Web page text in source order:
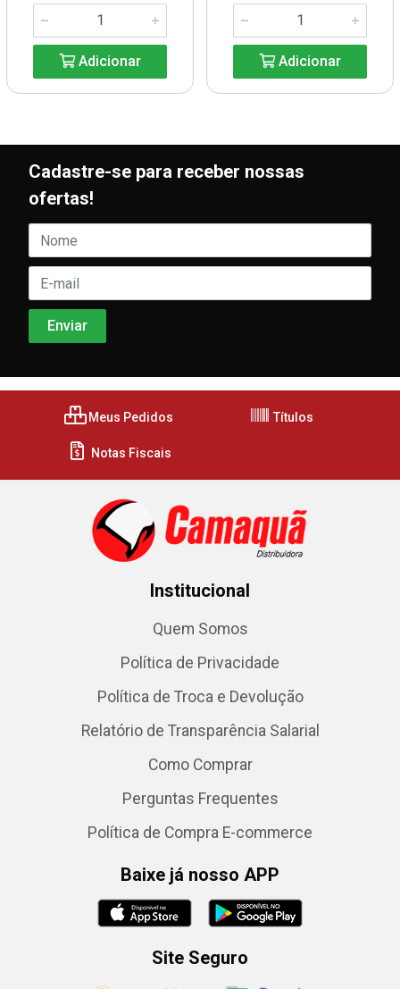
Adicionar Adicionar
Cadastre-se para receber nossas
ofertas!
Meus Pedidos Títulos
Notas Fiscais
Institucional
Quem Somos
Política de Privacidade
Política de Troca e Devolução
Relatório de Transparência Salarial
Como Comprar
Perguntas Frequentes
Política de Compra E-commerce
Baixe já nosso APP
Site Seguro